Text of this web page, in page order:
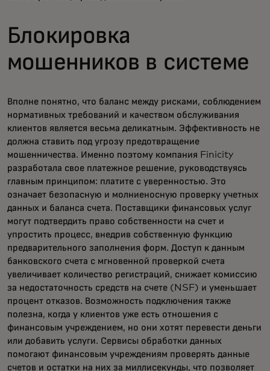
Блокировка
мошенников в системе
Вполне понятно, что баланс между рисками, соблюдением
нормативных требований и качеством обслуживания
клиентов является весьма деликатным. Эффективность не
должна ставить под угрозу предотвращение
мошенничества. Именно поэтому компания Finicity
разработала свое платежное решение, руководствуясь
главным принципом: платите с уверенностью. Это
означает безопасную и молниеносную проверку учетных
данных и баланса счета. Поставщики финансовых услуг
могут подтвердить право собственности на счет и
упростить процесс, внедрив собственную функцию
предварительного заполнения форм. Доступ к данным
банковского счета с мгновенной проверкой счета
увеличивает количество регистраций, снижает комиссию
за недостаточность средств на счете (NSF) и уменьшает
процент отказов. Возможность подключения также
полезна, когда у клиентов уже есть отношения с
финансовым учреждением, но они хотят перевести деньги
или добавить услуги. Сервисы обработки данных
помогают финансовым учреждениям проверять данные
счетов и остатки на них за миллисекунды, что позволяет